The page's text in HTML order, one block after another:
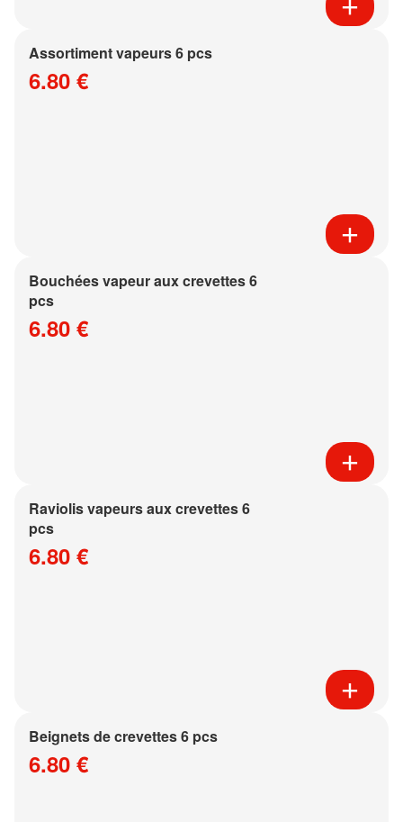
Assortiment vapeurs 6 pcs
6.80 €
Bouchées vapeur aux crevettes 6
pcs
6.80 €
Raviolis vapeurs aux crevettes 6
pcs
6.80 €
Beignets de crevettes 6 pcs
6.80 €